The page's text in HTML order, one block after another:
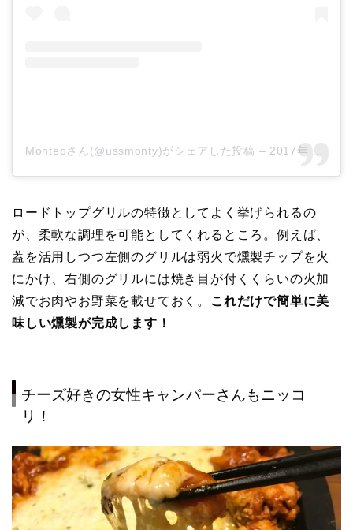
Monteoさん(@ussmonty)がシェアした投稿 – 2017年 8月月14日午後5時42分PDT
ロードトップグリルの特徴としてよく挙げられるの
が、柔軟な調理を可能としてくれるところ。例えば、
蓋を活用しつつ左側のグリルは弱火で燻製チップを火
にかけ、右側のグリルには焼き目が付くくらいの火加
減でお肉やお野菜を載せておく。 これだけで簡単に美
味しい燻製が完成します！
チーズ好きの女性キャンパーさんもニッコ
リ！